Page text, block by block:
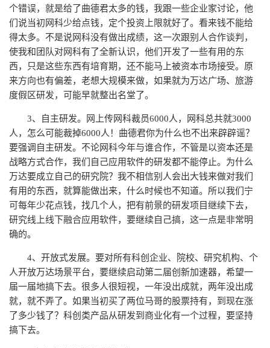
个错误，就是给了曲德君太多的钱，我跟一些企业家讨论，他
们说当初网科少给点钱，定个投资上限就好了。看来钱不能给
得太多。不是说网科没有做出成绩，这一次跟别人合作谈判，
使我和团队对网科有了全新认识，他们开发了一些有用的东
西，只是这些东西有培育期，还不能马上被资本市场接受。原
来方向也有偏差，老想大规模来做，如果就为万达广场、旅游
度假区研发，可能早就整出名堂了。
3、自主研发。网上传网科裁员6000人，网科总共就3000
人，怎么可能裁掉6000人！曲德君你为什么也不出来辟辟谣？
要强调自主研发。不论网科今年与谁合作，不管是以资本还是
战略方式合作，我们自己应用软件的研发都不能停止。为什么
万达要成立自己的研究院？我不相信别人会出大钱来做对我们
有用的东西，就算能做出来，什么时候也不知道。所以我们宁
可每年少花点钱，找几个人，把有前景的研发项目继续下去，
研究线上线下融合应用软件，要继续自己搞，这一点是非常明
确的。
4、开放式发展。要对所有科创企业、院校、研究机构、个
人开放万达场景平台，要继续启动第二届创新加速器，希望一
届一届地搞下去。很多人很短视，一年没出成就，两年没出成
就，就不弄了。如果当初买了两位马哥的股票持有，到现在涨
了多少钱了？科创类产品从研发到商业化有一个过程，要坚持
搞下去。